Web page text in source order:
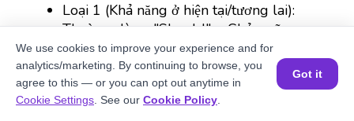
Loại 1 (Khả năng ở hiện tại/tương lai):
Thường dùng "Should" + Chủ ngữ +
Động từ nguyên thể. Ví dụ: Should it
rain,...
Loại 2 (Không có thật ở hiện tại/tương
Đặt một buổi học MIỄN PHÍ
We use cookies to improve your experience and for
analytics/marketing. By continuing to browse, you
agree to this — or you can opt out anytime in
Cookie Settings . See our Cookie Policy
Got it